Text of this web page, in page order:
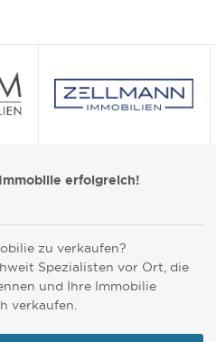
erfolgreich!
zu verkaufen?
Spezialisten vor Ort, die
und Ihre Immobilie
verkaufen.